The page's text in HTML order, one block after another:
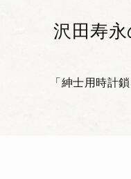
沢田寿
「紳士用時計鎖